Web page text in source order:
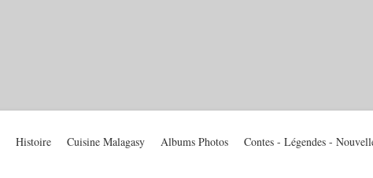
Histoire Cuisine Malagasy Albums Photos Contes - Légendes -